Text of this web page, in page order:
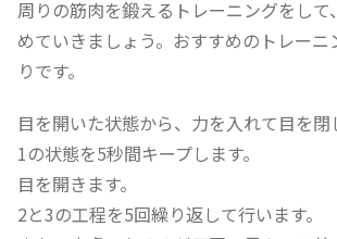
周りの筋肉を鍛えるトレーニングをして
めていきましょう。おすすめのトレーニ
りです。
目を開いた状態から、力を入れて目を閉
1の状態を5秒間キープします。
目を開きます。
2と3の工程を5回繰り返して行います。